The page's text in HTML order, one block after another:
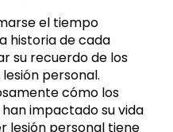
el tiempo
historia de cada
su recuerdo de los
personal.
cómo los
impactado su vida
lesión personal tiene